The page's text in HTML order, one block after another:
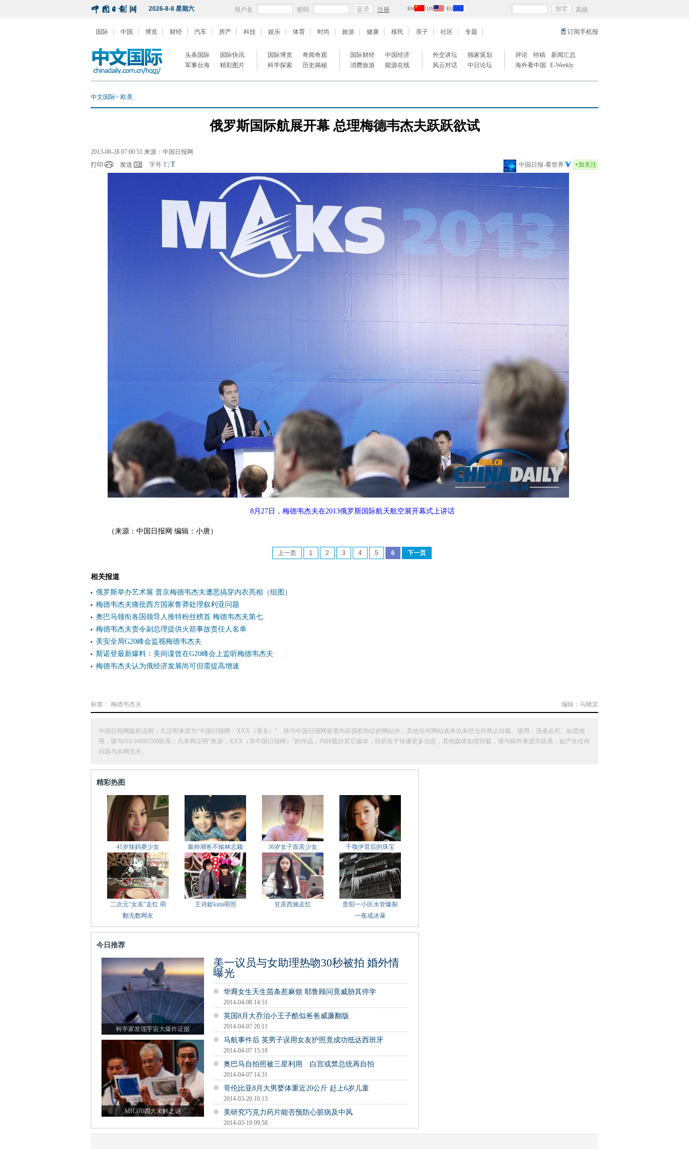
2026-8-8 星期六 用户名 密码 注册 EN US EU 高级
订阅手机报
国际 中国 博览 财经 汽车 房产 科技 娱乐 体育 时尚 旅游 健康 移民 亲子 社区 专题
头条国际
国际快讯
军事台海
精彩图片
国际博览
奇闻奇观
科学探索
历史揭秘
国际财经
中国经济
消费旅游
能源在线
外交讲坛
独家策划
风云对话
中日论坛
评论 特稿
新闻汇总
海外看中国
E-Weekly
中文国际> 欧美
俄罗斯国际航展开幕 总理梅德韦杰夫跃跃欲试
2013-08-28 07:00:51 来源：中国日报网
中国日报-看世界
+加关注
打印 发送 字号 T T
8月27日，梅德韦杰夫在2013俄罗斯国际航天航空展开幕式上讲话
（来源：中国日报网 编辑：小唐）
上一页 1 2 3 4 5 6 下一页
相关报道
俄罗斯举办艺术展 普京梅德韦杰夫遭恶搞穿内衣亮相（组图）
梅德韦杰夫痛批西方国家鲁莽处理叙利亚问题
奥巴马领衔各国领导人推特粉丝榜首 梅德韦杰夫第七
梅德韦杰夫责令副总理提供火箭事故责任人名单
美安全局G20峰会监视梅德韦杰夫
斯诺登最新爆料：美间谍曾在G20峰会上监听梅德韦杰夫
梅德韦杰夫认为俄经济发展尚可但需提高增速
编辑：马晓棠
标签： 梅德韦杰夫
中国日报网版权说明：凡注明来源为“中国日报网：XXX（署名）”，除与中国日报网签署内容授权协议的网站外，其他任何网站或单位未经允许禁止转载、使用，违者必究。如需使
用，请与010-84883300联系；凡本网注明“来源：XXX（非中国日报网）”的作品，均转载自其它媒体，目的在于传播更多信息，其他媒体如需转载，请与稿件来源方联系，如产生任何
问题与本网无关。
精彩热图
41岁辣妈赛少女 最帅潮爸不输林志颖 36岁女子面若少女 千颂伊背后的珠宝
二次元“女友”走红 萌
翻无数网友
王诗龄kimi萌照 甘蔗西施走红
贵阳一小区水管爆裂
一夜成冰瀑
今日推荐
科学家发现宇宙大爆炸证据
MH370四大未解之谜
美一议员与女助理热吻30秒被拍 婚外情
曝光
华裔女生天生苗条惹麻烦 耶鲁顾问竟威胁其停学
2014-04-08 14:51
英国8月大乔治小王子酷似爸爸威廉翻版
2014-04-07 20:11
马航事件后 英男子误用女友护照竟成功抵达西班牙
2014-04-07 15:18
奥巴马自拍照被三星利用 白宫或禁总统再自拍
2014-04-07 14:31
哥伦比亚8月大男婴体重近20公斤 赶上6岁儿童
2014-03-20 10:13
美研究巧克力药片能否预防心脏病及中风
2014-03-19 09:58